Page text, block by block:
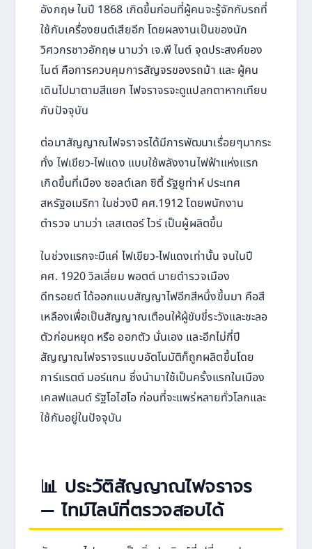
อังกฤษ ในปี 1868 เกิดขึ้นก่อนที่ผู้คนจะรู้จักกับรถที่
ใช้กับเครื่องยนต์เสียอีก โดยผลงานเป็นของนัก
วิศวกรชาวอักฤษ นามว่า เจ.พี ไนต์ จุดประสงค์ของ
ไนต์ คือการควบคุมการสัญจรของรถม้า และ ผู้คน
เดินไปมาตามสีแยก ไฟจราจรจะดูแปลกตาหากเทียบ
กับปัจจุบัน
ต่อมาสัญญาณไฟจราจรได้มีการพัฒนาเรื่อยๆมากระ
ทั่ง ไฟเขียว-ไฟแดง แบบใช้พลังงานไฟฟ้าแห่งแรก
เกิดขึ้นที่เมือง ซอลต์เลก ซิตี้ รัฐยูท่าห์ ประเทศ
สหรัฐอเมริกา ในช่วงปี คศ.1912 โดยพนักงาน
ตำรวจ นามว่า เลสเตอร์ ไวร์ เป็นผู้ผลิตขึ้น
ในช่วงแรกจะมีแค่ ไฟเขียว-ไฟแดงเท่านั้น จนในปี
คศ. 1920 วิลเลี่ยม พอตต์ นายตำรวจเมือง
ดีทรอยต์ ได้ออกแบบสัญญาไฟอีกสีหนึ่งขึ้นมา คือสี
เหลืองเพื่อเป็นสัญญาณเตือนให้ผู้ขับขี่ระวังและชะลอ
ตัวก่อนหยุด หรือ ออกตัว นั่นเอง และอีกไม่กี่ปี
สัญญาณไฟจราจรแบบอัตโนมัติก็ถูกผลิตขึ้นโดย
การ์แรตต์ มอร์แกน ซึ่งนำมาใช้เป็นครั้งแรกในเมือง
เคลฟแลนด์ รัฐโอไฮโอ ก่อนที่จะแพร่หลายทั่วโลกและ
ใช้กันอยู่ในปัจจุบัน
📊 ประวัติสัญญาณไฟจราจร
— ไทม์ไลน์ที่ตรวจสอบได้